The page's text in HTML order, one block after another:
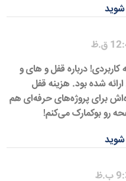
شوید
کاربردی! درباره قفل و های و
شده بود. هزینه قفل
برای پروژه‌های حرفه‌ای هم
رو بوکمارک می‌کنم!
شوید